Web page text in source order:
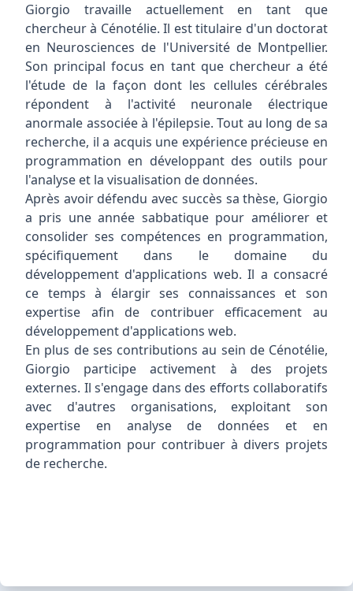
Giorgio travaille actuellement en tant que
chercheur à Cénotélie. Il est titulaire d'un doctorat
en Neurosciences de l'Université de Montpellier.
Son principal focus en tant que chercheur a été
l'étude de la façon dont les cellules cérébrales
répondent à l'activité neuronale électrique
anormale associée à l'épilepsie. Tout au long de sa
recherche, il a acquis une expérience précieuse en
programmation en développant des outils pour
l'analyse et la visualisation de données.
Après avoir défendu avec succès sa thèse, Giorgio
a pris une année sabbatique pour améliorer et
consolider ses compétences en programmation,
spécifiquement dans le domaine du
développement d'applications web. Il a consacré
ce temps à élargir ses connaissances et son
expertise afin de contribuer efficacement au
développement d'applications web.
En plus de ses contributions au sein de Cénotélie,
Giorgio participe activement à des projets
externes. Il s'engage dans des efforts collaboratifs
avec d'autres organisations, exploitant son
expertise en analyse de données et en
programmation pour contribuer à divers projets
de recherche.